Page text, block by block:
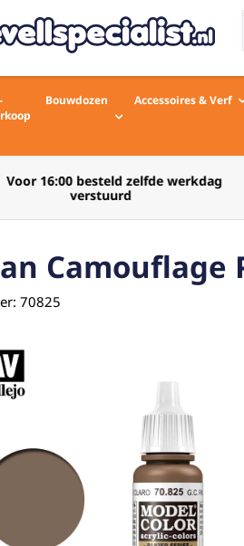
Bouwdozen Accessoires & Verf
16:00 besteld zelfde werkdag
verstuurd
Camouflage
70825